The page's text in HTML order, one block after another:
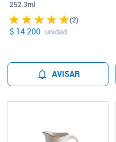
252.3ml
(2)
$ 14.200 unidad
AVISAR